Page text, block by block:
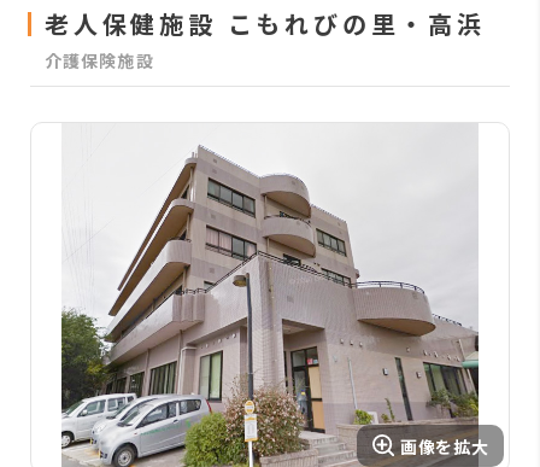
老人保健施設 こもれびの里・高浜
介護保険施設